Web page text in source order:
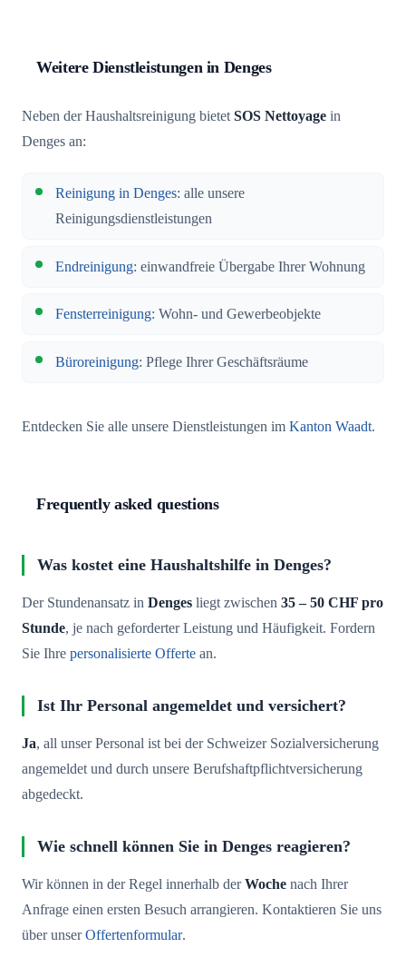
Weitere Dienstleistungen in Denges
Neben der Haushaltsreinigung bietetSOS Nettoyage in
Denges an:
Reinigung in Denges: alle unsere
Reinigungsdienstleistungen
Endreinigung: einwandfreie Übergabe Ihrer Wohnung
Fensterreinigung: Wohn- und Gewerbeobjekte
Büroreinigung: Pflege Ihrer Geschäftsräume
Entdecken Sie alle unsere Dienstleistungen im Kanton Waadt.
Frequently asked questions
Was kostet eine Haushaltshilfe in Denges?
Der Stundenansatz in Denges liegt zwischen 35 – 50 CHF pro
Stunde, je nach geforderter Leistung und Häufigkeit. Fordern
Sie Ihre personalisierte Offerte an.
Ist Ihr Personal angemeldet und versichert?
Ja, all unser Personal ist bei der Schweizer Sozialversicherung
angemeldet und durch unsere Berufshaftpflichtversicherung
abgedeckt.
Wie schnell können Sie in Denges reagieren?
Wir können in der Regel innerhalb derWoche nach Ihrer
Anfrage einen ersten Besuch arrangieren. Kontaktieren Sie uns
über unserOffertenformular.